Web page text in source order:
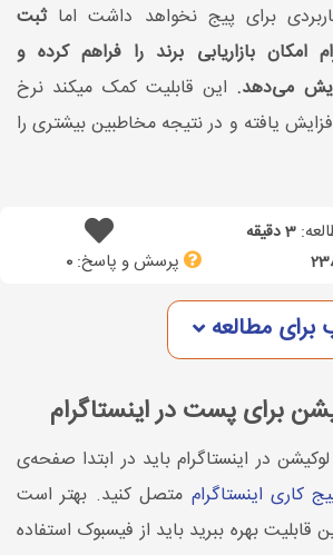
برای پیج نخواهد داشت اما ثبت
امکان بازاریابی برند را فراهم کرده و
می‌دهد. این قابلیت کمک میکند نرخ
یافته و در نتیجه مخاطبین بیشتری را
3 دقیقه
پرسش و پاسخ:0
مطالعه
برای پست در اینستاگرام
در اینستاگرام باید در ابتدا صفحه‌ی
کاری اینستاگرام متصل کنید. بهتر است
قابلیت بهره ببرید باید از فیسبوک استفاده